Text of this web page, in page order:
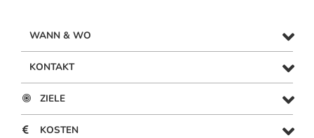
WANN & WO
KONTAKT
ZIELE
KOSTEN